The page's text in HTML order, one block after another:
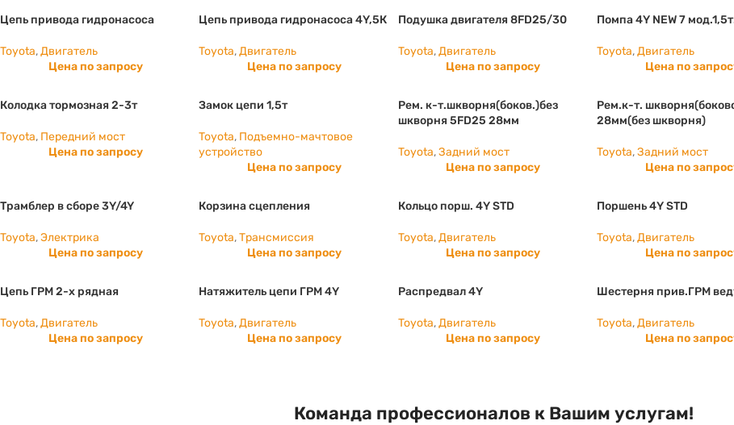
Цепь привода гидронасоса
Toyota,Двигатель
Цена по запросу
Цепь привода гидронасоса 4Y,5К
Toyota,Двигатель
Цена по запросу
Подушка двигателя 8FD25/30
Toyota,Двигатель
Цена по запросу
Помпа 4Y NEW 7
Toyota,Двигатель
Цена по
Колодка тормозная 2-3т
Toyota, Передний мост
Цена по запросу
Замок цепи 1,5т
Toyota, Подъемно-мачтовое
устройство
Цена по запросу
Рем. к-т.шкворня(боков.)без
шкворня 5FD25 28мм
Toyota,Задний мост
Цена по запросу
Рем.к-т.
28мм(без шкворня)
Toyota,Задний мост
Цена по
Трамблер в сборе 3Y/4Y
Toyota,Электрика
Цена по запросу
Корзина сцепления
Toyota,Трансмиссия
Цена по запросу
Кольцо порш. 4Y STD
Toyota,Двигатель
Цена по запросу
Поршень 4Y STD
Toyota,Двигатель
Цена по
Цепь ГРМ 2-х рядная
Toyota,Двигатель
Цена по запросу
Натяжитель цепи ГРМ 4Y
Toyota,Двигатель
Цена по запросу
Распредвал 4Y
Toyota,Двигатель
Цена по запросу
Шестерня прив.ГРМ
Toyota,Двигатель
Цена по
Команда профессионалов к Вашим услугам!